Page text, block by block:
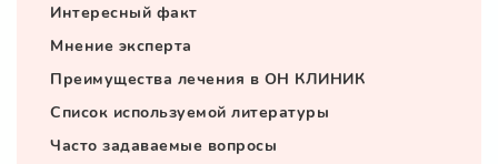
Интересный факт
Мнение эксперта
Преимущества лечения в ОН КЛИНИК
Список используемой литературы
Часто задаваемые вопросы